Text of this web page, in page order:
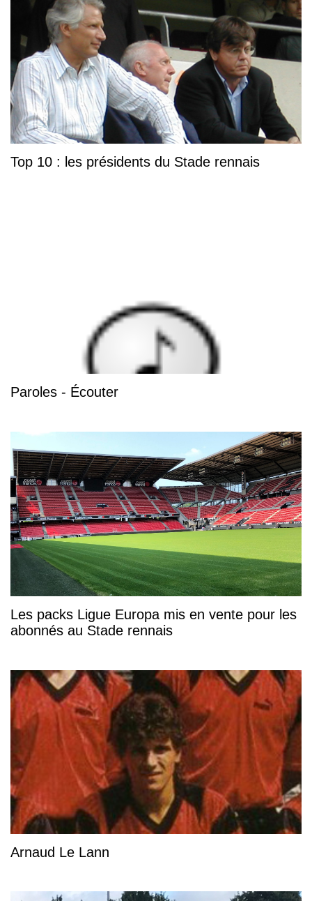
Top 10 : les présidents du Stade rennais
Paroles - Écouter
Les packs Ligue Europa mis en vente pour les
abonnés au Stade rennais
Arnaud Le Lann